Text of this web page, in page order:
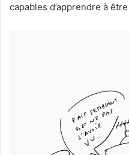
capables d’apprendre à